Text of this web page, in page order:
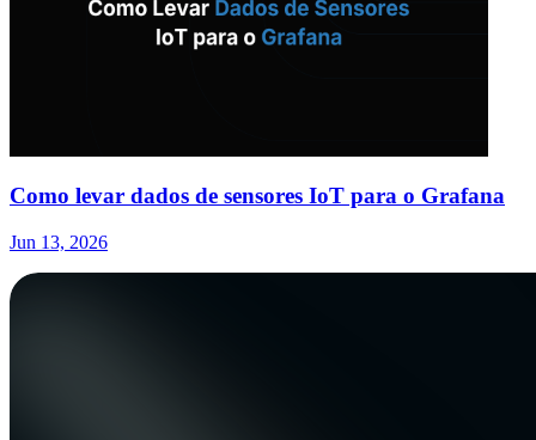
Como levar dados de sensores IoT para o Grafana
Jun 13, 2026